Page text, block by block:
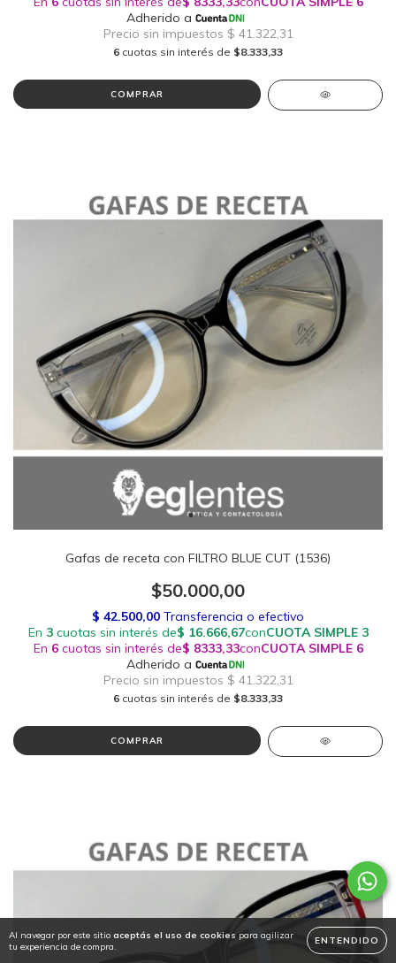
Al navegar por este sitio aceptás el uso de cookies para agilizar
tu experiencia de compra.
ENTENDIDO
6 cuotas sin interés de $8.333,33
Gafas de receta con FILTRO BLUE CUT (1536)
$50.000,00
6 cuotas sin interés de $8.333,33